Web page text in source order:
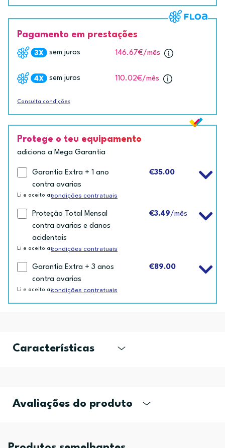
Pagamento em prestações
sem juros 146.67€/mês
sem juros 110.02€/mês
Consulta condições
Protege o teu equipamento
adiciona a Mega Garantia
Garantia Extra + 1 ano
contra avarias
€35.00
Li e aceito ascondições contratuais
Proteção Total Mensal
contra avarias e danos
acidentais
€3.49/mês
Li e aceito ascondições contratuais
Garantia Extra + 3 anos
contra avarias
€89.00
Li e aceito ascondições contratuais
Características
Avaliações do produto